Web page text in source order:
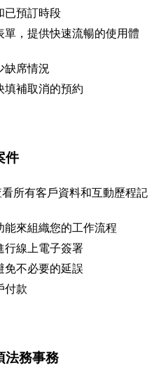
已預訂時段
單，提供快速流暢的使用體
缺席情況
填補取消的預約
件
所有客戶資料和互動歷程記
能來組織您的工作流程
行線上電子簽署
免不必要的延誤
付款
法務事務